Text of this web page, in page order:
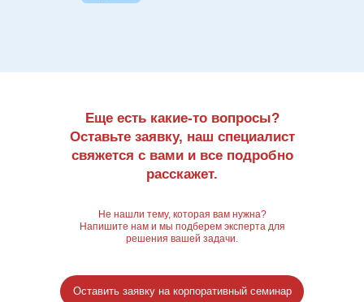
Еще есть какие-то вопросы?
Оставьте заявку, наш специалист
свяжется с вами и все подробно
расскажет.
Оставить заявку на корпоративный семинар
Не нашли тему, которая вам нужна?
Напишите нам и мы подберем эксперта для
решения вашей задачи.